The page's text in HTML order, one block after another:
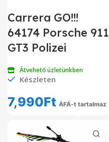
Carrera GO!!!
64174 Porsche 911
GT3 Polizei
Átvehető üzletünkben
Készleten
7,990Ft ÁFÁ-t tartalmaz